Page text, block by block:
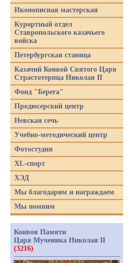
Иконописная мастерская
Курортный отдел
Ставропольского казачьего
войска
Петербургская станица
Казачий Конвой Святого Царя
Страстотерпца Николая II
Фонд "Берега"
Продюсерский центр
Невская сечь
Учебно-методический центр
Фотостудия
XL-спорт
ХЭД
Мы благодарим и награждаем
Мы помним
Конвоя Памяти
Царя Мученика Николая II
(3216)